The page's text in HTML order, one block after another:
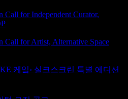
Call for Independent Curator,
Call for Artist, Alternative Space
케잌› 실크스크린 특별 에디션